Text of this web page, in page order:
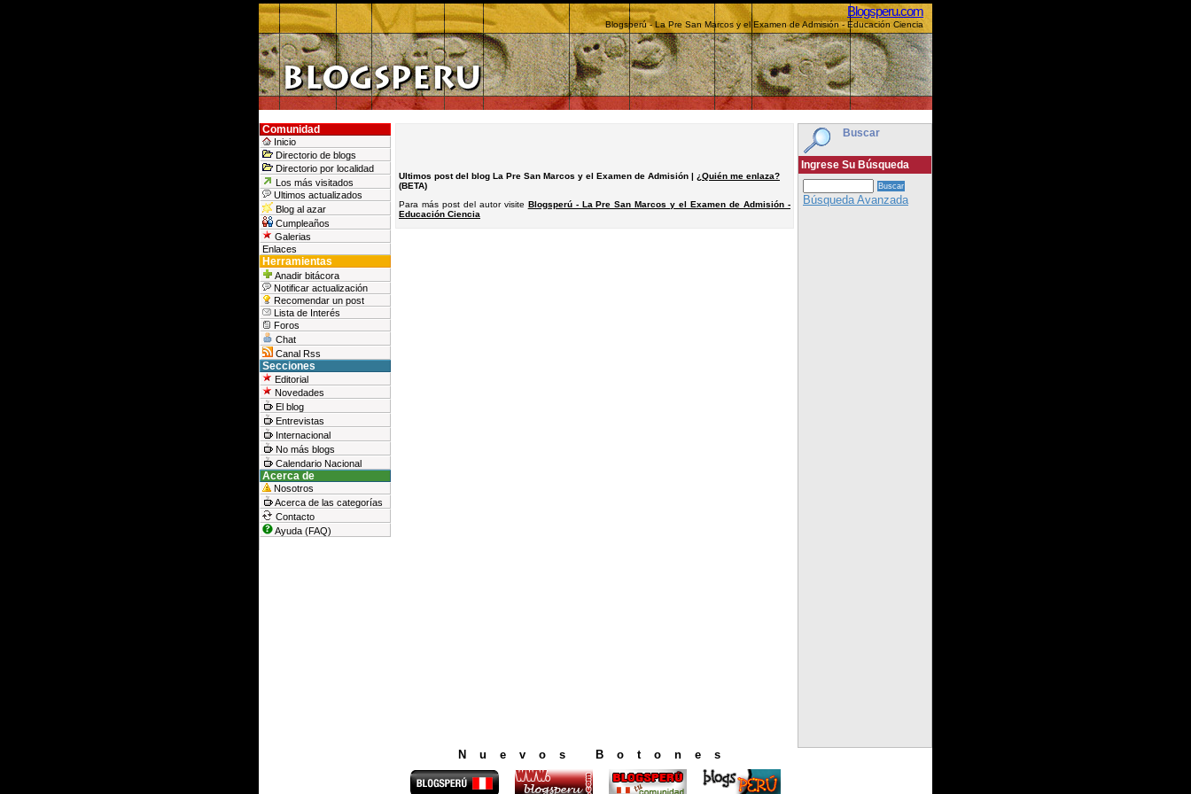
Blogsperu.com
Blogsperú - La Pre San Marcos y el Examen de Admisión - Educación Ciencia
Buscar
Ingrese Su Búsqueda
Búsqueda Avanzada
Comunidad
Inicio
Directorio de blogs
Directorio por localidad
Los más visitados
Ultimos actualizados
Blog al azar
Cumpleaños
Galerias
Enlaces
Herramientas
Anadir bitácora
Notificar actualización
Recomendar un post
Lista de Interés
Foros
Chat
Canal Rss
Secciones
Editorial
Novedades
El blog
Entrevistas
Internacional
No más blogs
Calendario Nacional
Acerca de
Nosotros
Acerca de las categorías
Contacto
Ayuda (FAQ)
Ultimos post del blog La Pre San Marcos y el Examen de Admisión | ¿Quién me enlaza?
(BETA)
Para más post del autor visite Blogsperú - La Pre San Marcos y el Examen de Admisión -
Educación Ciencia
Nuevos Botones